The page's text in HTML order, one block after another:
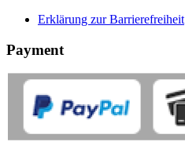
Erklärung zur Barrierefreiheit
Payment